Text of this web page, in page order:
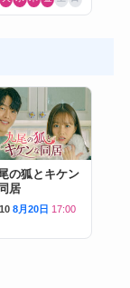
の狐とキケン
居
8月20日 17:00